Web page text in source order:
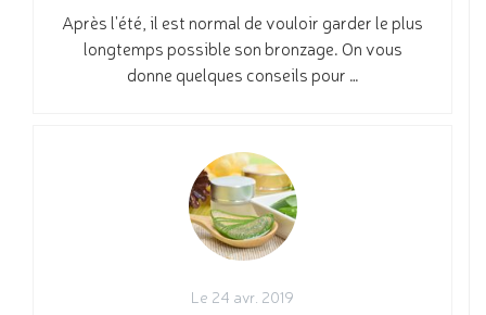
Après l'été, il est normal de vouloir garder le plus
longtemps possible son bronzage. On vous
donne quelques conseils pour …
Le 24 avr. 2019